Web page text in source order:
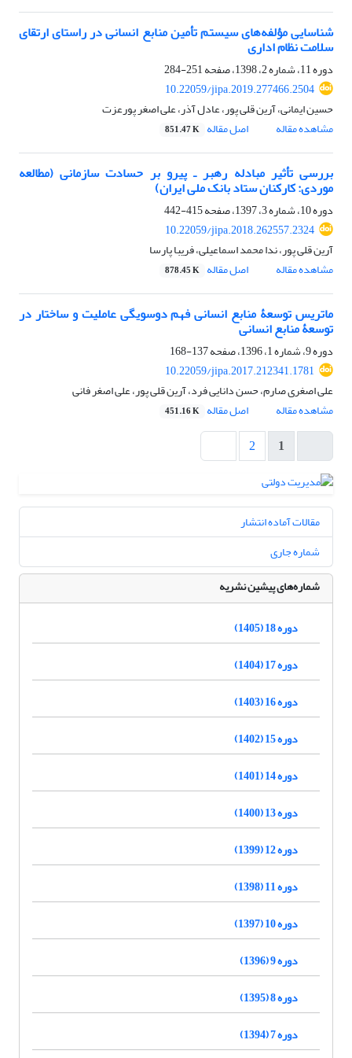
شناسایی مؤلفه‌های سیستم تأمین منابع انسانی در راستای ارتقای‌
سلامت نظام اداری
دوره 11، شماره 2، 1398، صفحه
251-284
10.22059/jipa.2019.277466.2504
حسین ایمانی، آرین قلی پور، عادل آذر، علی اصغر پورعزت
مشاهده مقاله
اصل مقاله 851.47 K
بررسی تأثیر مبادله رهبر ـ پیرو بر حسادت سازمانی (مطالعه
موردی: کارکنان ستاد بانک ملی ایران)
دوره 10، شماره 3، 1397، صفحه
415-442
10.22059/jipa.2018.262557.2324
آرین قلی پور، ندا محمد اسماعیلی، فریبا پارسا
مشاهده مقاله
اصل مقاله 878.45 K
ماتریس توسعۀ منابع انسانی فهم دوسویگی عاملیت و ساختار در
توسعۀ منابع انسانی
دوره 9، شماره 1، 1396، صفحه
137-168
10.22059/jipa.2017.212341.1781
علی اصغری صارم، حسن دانایی فرد، آرین قلی پور، علی اصغر فانی
مشاهده مقاله
اصل مقاله 451.16 K
1
2
مقالات آماده انتشار
شماره جاری
شماره‌های پیشین نشریه
دوره 18 (1405)
دوره 17 (1404)
دوره 16 (1403)
دوره 15 (1402)
دوره 14 (1401)
دوره 13 (1400)
دوره 12 (1399)
دوره 11 (1398)
دوره 10 (1397)
دوره 9 (1396)
دوره 8 (1395)
دوره 7 (1394)